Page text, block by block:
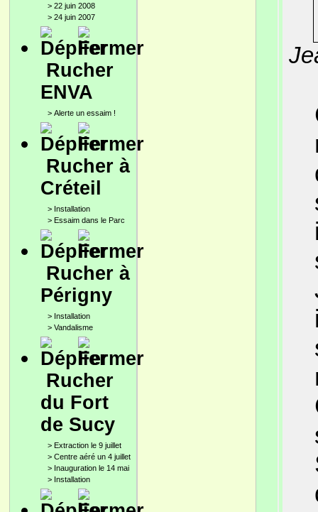
> 22 juin 2008
> 24 juin 2007
Rucher
ENVA
> Alerte un essaim !
Rucher à
Créteil
> Installation
> Essaim dans le Parc
Rucher à
Périgny
> Installation
> Vandalisme
Rucher
du Fort
de Sucy
> Extraction le 9 juillet
> Centre aéré un 4 juillet
> Inauguration le 14 mai
> Installation